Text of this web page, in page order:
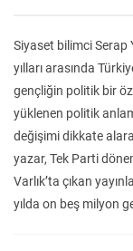
Klasik
Siyaset bilimci
yılları arasında
gençliğin politik bir
yüklenen politik
değişimi dikkate
yazar, Tek Parti
Varlık’ta çıkan
yılda on beş milyon
karşılığını mercek